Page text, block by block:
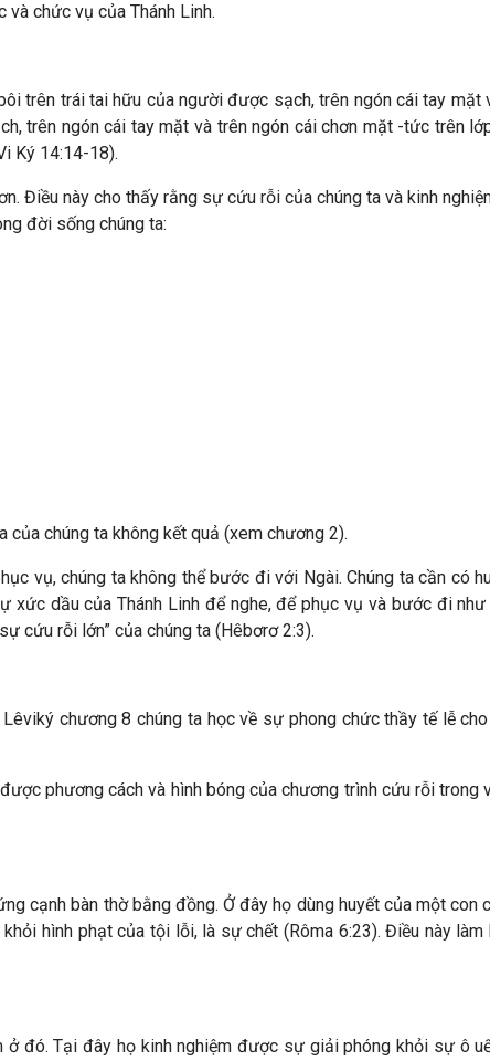
và chức vụ của Thánh Linh.
trên trái tai hữu của người được sạch, trên ngón cái tay mặt
trên ngón cái tay mặt và trên ngón cái chơn mặt -tức trên
Ký 14:14-18).
Điều này cho thấy rằng sự cứu rỗi của chúng ta và kinh
đời sống chúng ta:
của chúng ta không kết quả (xem chương 2).
vụ, chúng ta không thể bước đi với Ngài. Chúng ta cần có
xức dầu của Thánh Linh để nghe, để phục vụ và bước đi
cứu rỗi lớn” của chúng ta (Hêbơrơ 2:3).
chương 8 chúng ta học về sự phong chức thầy tế lễ
phương cách và hình bóng của chương trình cứu rỗi
cạnh bàn thờ bằng đồng. Ở đây họ dùng huyết của một
hình phạt của tội lỗi, là sự chết (Rôma 6:23). Điều này
đó. Tại đây họ kinh nghiệm được sự giải phóng khỏi sự ô